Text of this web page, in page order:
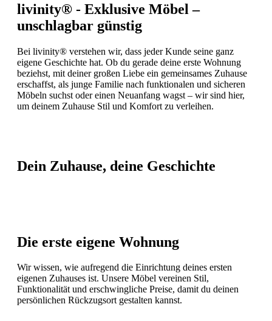
livinity® - Exklusive Möbel –
unschlagbar günstig
Bei livinity® verstehen wir, dass jeder Kunde seine ganz
eigene Geschichte hat. Ob du gerade deine erste Wohnung
beziehst, mit deiner großen Liebe ein gemeinsames Zuhause
erschaffst, als junge Familie nach funktionalen und sicheren
Möbeln suchst oder einen Neuanfang wagst – wir sind hier,
um deinem Zuhause Stil und Komfort zu verleihen.
Dein Zuhause, deine Geschichte
Die erste eigene Wohnung
Wir wissen, wie aufregend die Einrichtung deines ersten
eigenen Zuhauses ist. Unsere Möbel vereinen Stil,
Funktionalität und erschwingliche Preise, damit du deinen
persönlichen Rückzugsort gestalten kannst.